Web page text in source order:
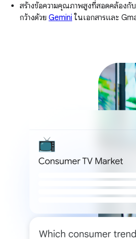
สร้างข้อความคุณภาพสูงที่สอดคล้องกั
กว้างด้วย Gemini ในเอกสารและ